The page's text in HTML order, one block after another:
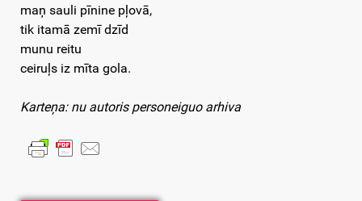
maņ sauli pīnine pļovā,
tik itamā zemī dzīd
munu reitu
ceiruļs iz mīta gola.
Karteņa: nu autoris personeiguo arhiva